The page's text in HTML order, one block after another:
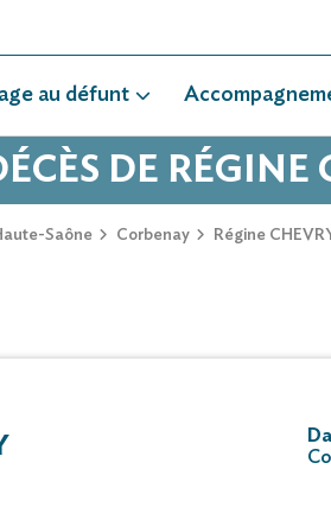
au défunt
DE RÉGINE
Saône Corbenay Régine